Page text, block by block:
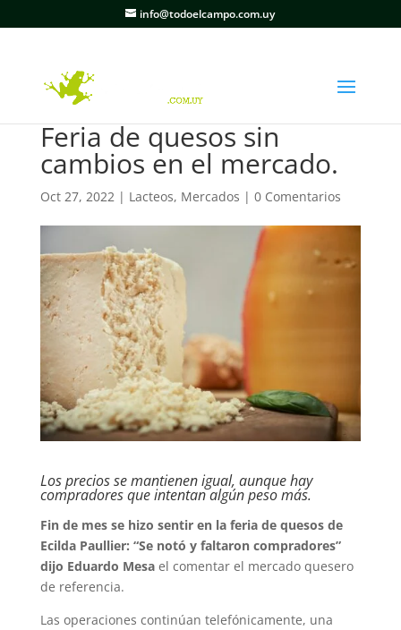
info@todoelcampo.com.uy
Feria de quesos sin
cambios en el mercado.
Oct 27, 2022| Lacteos, Mercados | 0 Comentarios
Los precios se mantienen igual, aunque hay
compradores que intentan algún peso más.
Fin de mes se hizo sentir en la feria de quesos de
Ecilda Paullier: “Se notó y faltaron compradores”
dijo Eduardo Mesael comentar el mercado quesero
de referencia.
Las operaciones continúan telefónicamente, una